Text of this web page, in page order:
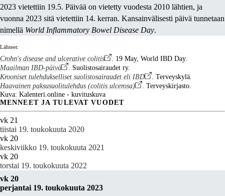
2023 vietettiin 19.5. Päivää on vietetty vuodesta 2010 lähtien, ja
vuonna 2023 sitä vietettiin 14. kerran. Kansainvälisesti päivä tunnetaan
nimellä World Inflammatory Bowel Disease Day.
Lähteet:
Crohn's disease and ulcerative colitis
. 19 May, World IBD Day.
Maailman IBD-päivä
. Suolistosairaudet ry.
Krooniset tulehdukselliset suolistosairaudet eli IBD
. Terveyskylä.
Haavainen paksusuolitulehdus (colitis ulcerosa)
. Terveyskirjasto.
Kuva: Kalenteri.online - kuvituskuva
MENNEET JA TULEVAT VUODET
vk 21
tiistai 19. toukokuuta 2020
vk 20
keskiviikko 19. toukokuuta 2021
vk 20
torstai 19. toukokuuta 2022
vk 20
perjantai 19. toukokuuta 2023